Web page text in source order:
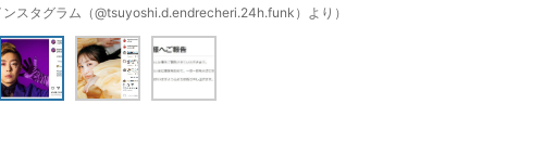
スタグラム（@tsuyoshi.d.endrecheri.24h.funk）より）